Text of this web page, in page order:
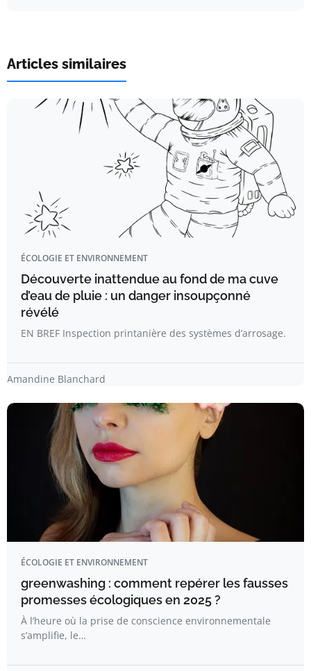
Articles similaires
ÉCOLOGIE ET ENVIRONNEMENT
Découverte inattendue au fond de ma cuve
d’eau de pluie : un danger insoupçonné
révélé
EN BREF Inspection printanière des systèmes d’arrosage.
Amandine Blanchard
ÉCOLOGIE ET ENVIRONNEMENT
greenwashing : comment repérer les fausses
promesses écologiques en 2025 ?
À l’heure où la prise de conscience environnementale
s’amplifie, le…